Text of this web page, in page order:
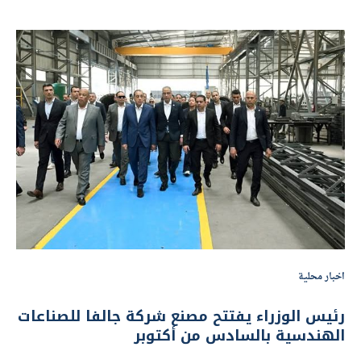
اخبار محلية
رئيس الوزراء يفتتح مصنع شركة جالفا للصناعات
الهندسية بالسادس من أكتوبر